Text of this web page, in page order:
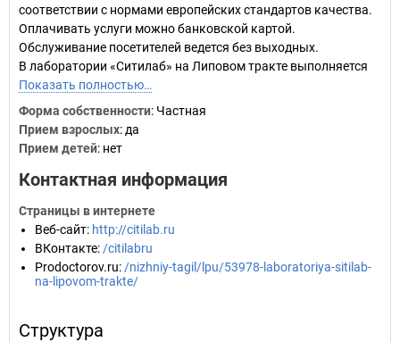
соответствии с нормами европейских стандартов качества.
Оплачивать услуги можно банковской картой.
Обслуживание посетителей ведется без выходных.
В лаборатории «Ситилаб» на Липовом тракте выполняется
Показать полностью…
Форма собственности: Частная
Прием взрослых: да
Прием детей: нет
Контактная информация
Страницы в интернете
Веб-сайт: http://citilab.ru
ВКонтакте: /citilabru
Prodoctorov.ru: /nizhniy-tagil/lpu/53978-laboratoriya-sitilab-
na-lipovom-trakte/
Структура